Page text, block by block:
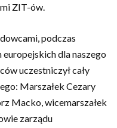
ZIT-ów.
podczas
dla naszego
uczestniczył cały
Marszałek Cezary
Macko, wicemarszałek
zarządu